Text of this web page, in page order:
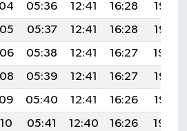
05:36 12:41 16:28
19:37
05:37 12:41 16:28
19:35
05:38 12:41 16:27
19:34
05:39 12:41 16:27
19:33
05:40 12:41 16:26
19:32
05:41 12:40 16:26
19:30